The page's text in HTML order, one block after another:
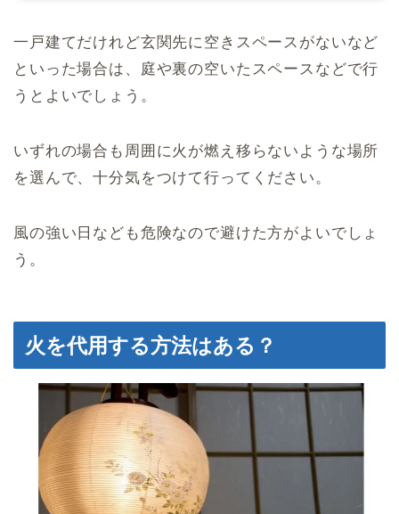
一戸建てだけれど玄関先に空きスペースがないなど
といった場合は、庭や裏の空いたスペースなどで行
うとよいでしょう。
いずれの場合も周囲に火が燃え移らないような場所
を選んで、十分気をつけて行ってください。
風の強い日なども危険なので避けた方がよいでしょ
う。
火を代用する方法はある？